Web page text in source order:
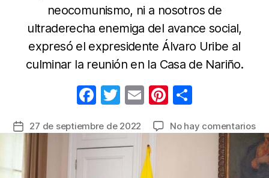
neocomunismo, ni a nosotros de
ultraderecha enemiga del avance social,
expresó el expresidente Álvaro Uribe al
culminar la reunión en la Casa de Nariño.
F
c
e
T
itt
er
E
ail
Pi
er m
Fecha
entrada
27 de septiembre de 2022 No hay comentariosen
Así
fue
el